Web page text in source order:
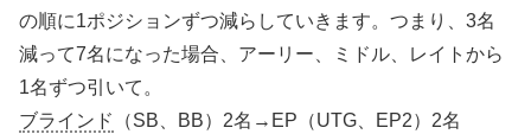
の順に1ポジションずつ減らしていきます。つまり、3名
減って7名になった場合、アーリー、ミドル、レイトから
1名ずつ引いて。
ブラインド
（SB、BB）2名→EP（UTG、EP2）2名